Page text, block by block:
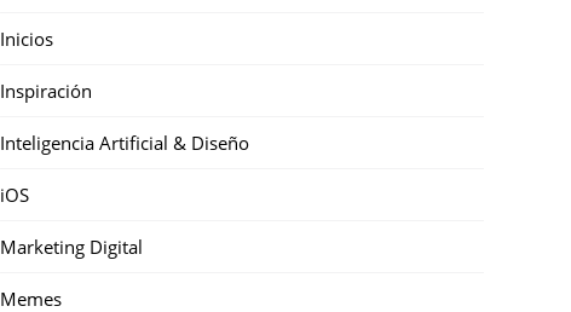
Inicios
Inspiración
Inteligencia Artificial & Diseño
iOS
Marketing Digital
Memes